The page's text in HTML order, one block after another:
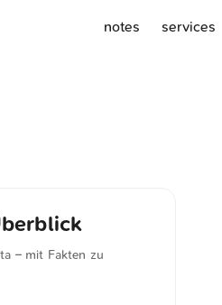
notes services
– mit Fakten zu